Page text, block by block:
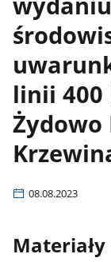
linii 400
Żydowo
08.08.2023
Materiały